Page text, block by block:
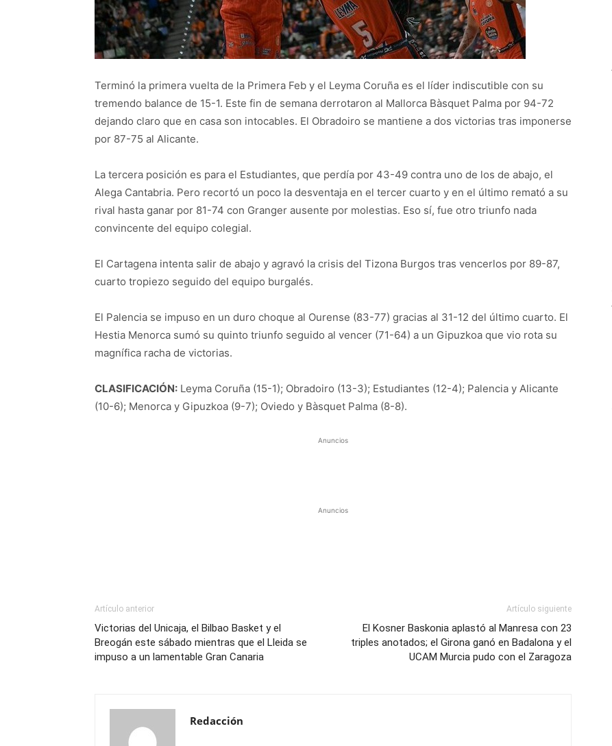
Terminó la primera vuelta de la Primera Feb y el Leyma Coruña es el líder indiscutible con su
tremendo balance de 15-1. Este fin de semana derrotaron al Mallorca Bàsquet Palma por 94-72
dejando claro que en casa son intocables. El Obradoiro se mantiene a dos victorias tras imponerse
por 87-75 al Alicante.
La tercera posición es para el Estudiantes, que perdía por 43-49 contra uno de los de abajo, el
Alega Cantabria. Pero recortó un poco la desventaja en el tercer cuarto y en el último remató a su
rival hasta ganar por 81-74 con Granger ausente por molestias. Eso sí, fue otro triunfo nada
convincente del equipo colegial.
El Cartagena intenta salir de abajo y agravó la crisis del Tizona Burgos tras vencerlos por 89-87,
cuarto tropiezo seguido del equipo burgalés.
El Palencia se impuso en un duro choque al Ourense (83-77) gracias al 31-12 del último cuarto. El
Hestia Menorca sumó su quinto triunfo seguido al vencer (71-64) a un Gipuzkoa que vio rota su
magnífica racha de victorias.
CLASIFICACIÓN: Leyma Coruña (15-1); Obradoiro (13-3); Estudiantes (12-4); Palencia y Alicante
(10-6); Menorca y Gipuzkoa (9-7); Oviedo y Bàsquet Palma (8-8).
Anuncios
Anuncios
Artículo anterior
Victorias del Unicaja, el Bilbao Basket y el
Breogán este sábado mientras que el Lleida se
impuso a un lamentable Gran Canaria
Artículo siguiente
El Kosner Baskonia aplastó al Manresa con 23
triples anotados; el Girona ganó en Badalona y el
UCAM Murcia pudo con el Zaragoza
Redacción